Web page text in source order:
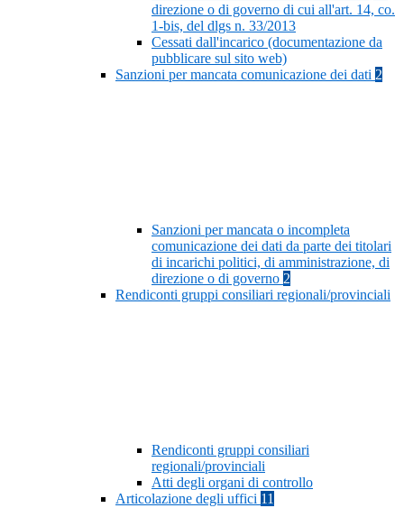
direzione o di governo di cui all'art. 14, co.
1-bis, del dlgs n. 33/2013
Cessati dall'incarico (documentazione da
pubblicare sul sito web)
Sanzioni per mancata comunicazione dei dati 2
Sanzioni per mancata o incompleta
comunicazione dei dati da parte dei titolari
di incarichi politici, di amministrazione, di
direzione o di governo 2
Rendiconti gruppi consiliari regionali/provinciali
Rendiconti gruppi consiliari
regionali/provinciali
Atti degli organi di controllo
Articolazione degli uffici 11